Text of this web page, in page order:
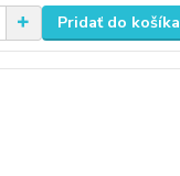
Pridať do košíka